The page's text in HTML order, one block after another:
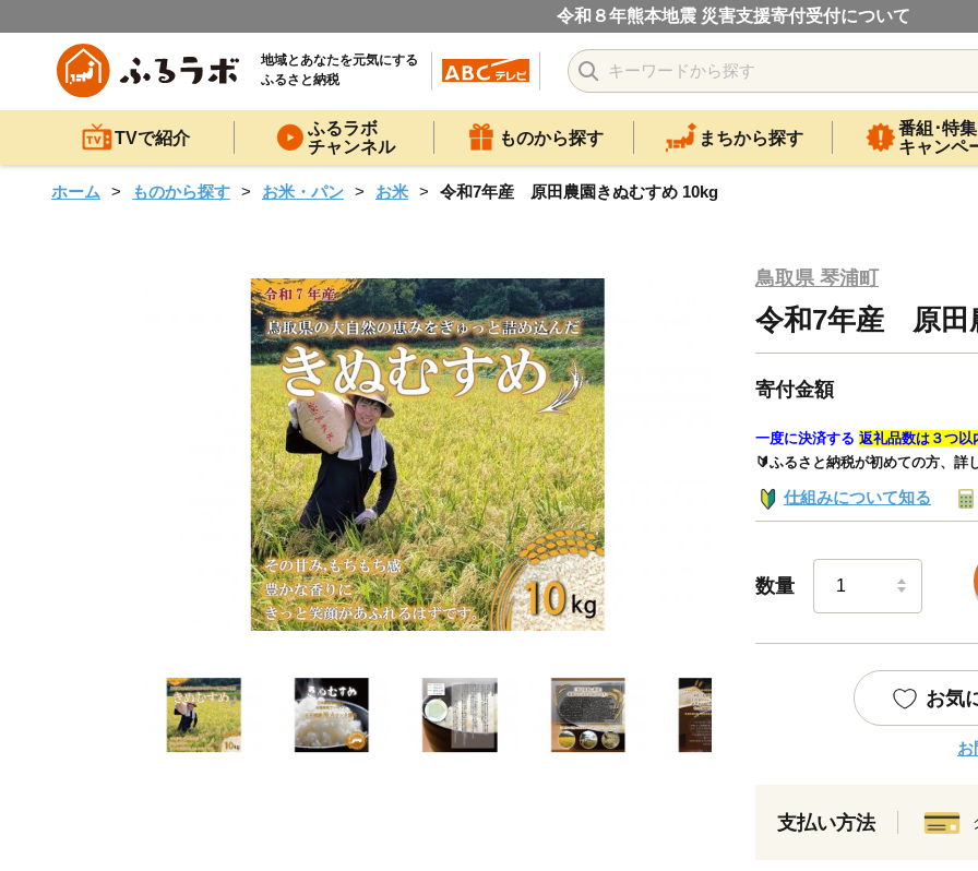
令和８年熊本地震 災害支援寄付受付について
地域とあなたを元気にする
ふるさと納税
TVで紹介
ふるラボ
チャンネル
ものから探す まちから探す
番組･特集
キャンペ
ホーム ものから探す お米・パン お米 令和7年産 原田農園きぬむすめ 10kg
鳥取県 琴浦町
令和7年産 原田
寄付金額
一度に決済する 返礼品数は３つ以
🔰ふるさと納税が初めての方、詳
仕組みについて知る
数量
お気
お
支払い方法